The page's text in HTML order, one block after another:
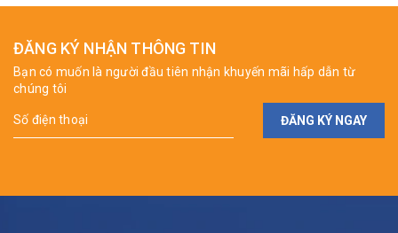
ĐĂNG KÝ NHẬN THÔNG TIN
Bạn có muốn là người đầu tiên nhận khuyến mãi hấp dẫn từ
chúng tôi
ĐĂNG KÝ NGAY